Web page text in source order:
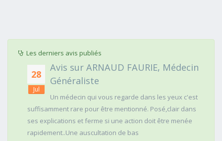
Les derniers avis publiés
28
Jul
Avis sur ARNAUD FAURIE, Médecin
Généraliste
Un médecin qui vous regarde dans les yeux c'est
suffisamment rare pour être mentionné. Posé,clair dans
ses explications et ferme si une action doit être menée
rapidement..Une auscultation de bas